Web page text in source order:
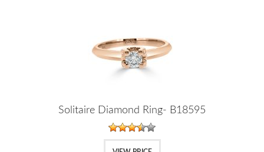
Solitaire Diamond Ring- B18595